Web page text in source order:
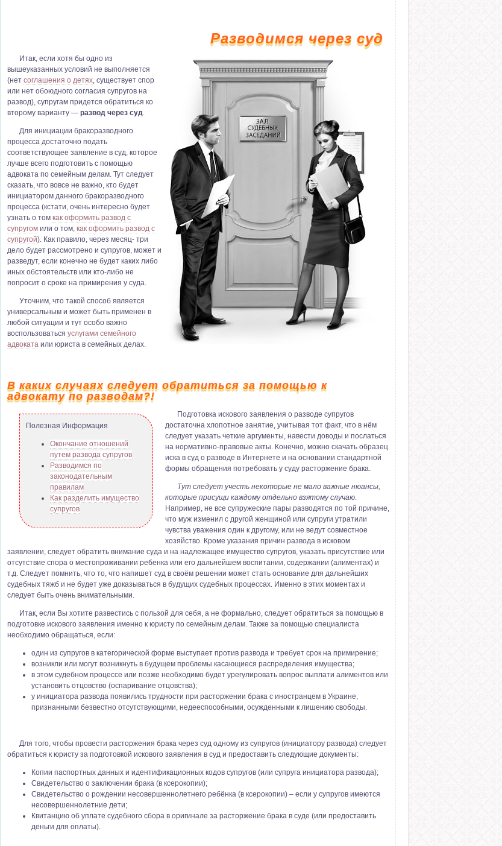
Разводимся через суд
Итак, если хотя бы одно из
вышеуказанных условий не выполняется
(нет соглашения о детях , существует спор
или нет обоюдного согласия супругов на
развод), супругам придется обратиться ко
второму варианту — развод через суд
Для инициации бракоразводного
процесса достаточно подать
соответствующее заявление в суд, которое
лучше всего подготовить с помощью
адвоката по семейным делам. Тут следует
сказать, что вовсе не важно, кто будет
инициатором данного бракоразводного
процесса (кстати, очень интересно будет
узнать о том как оформить развод с
супругом или о том, как оформить развод с
супругой). Как правило, через месяц- три
дело будет рассмотрено и супругов, может и
разведут, если конечно не будет каких либо
иных обстоятельств или кто-либо не
попросит о сроке на примирения у суда.
Уточним, что такой способ является
универсальным и может быть применен в
любой ситуации и тут особо важно
воспользоваться услугами семейного
адвоката или юриста в семейных делах.
В каких случаях следует обратиться за помощью к
адвокату по разводам?!
Полезная Информация
Окончание отношений
путем развода супругов
Разводимся по
законодательным
правилам
Как разделить имущество
супругов
Подготовка искового заявления о разводе супругов
достаточна хлопотное занятие, учитывая тот факт, что в нём
следует указать четкие аргументы, навести доводы и послаться
на нормативно-правовые акты. Конечно, можно скачать образец
иска в суд о разводе в Интернете и на основании стандартной
формы обращения потребовать у суду расторжение брака.
Тут следует учесть некоторые не мало важные нюансы,
которые присущи каждому отдельно взятому случаю
Например, не все супружеские пары разводятся по той причине,
что муж изменил с другой женщиной или супруги утратили
чувства уважения один к другому, или не ведут совместное
хозяйство. Кроме указания причин развода в исковом
заявлении, следует обратить внимание суда и на надлежащее имущество супругов, указать присутствие или
отсутствие спора о местопроживании ребенка или его дальнейшем воспитании, содержании (алиментах) и
т.д. Следует помнить, что то, что напишет суд в своём решении может стать основание для дальнейших
судебных тяжб и не будет уже доказываться в будущих судебных процессах. Именно в этих моментах и
следует быть очень внимательными.
Итак, если Вы хотите развестись с пользой для себя, а не формально, следует обратиться за помощью в
подготовке искового заявления именно к юристу по семейным делам. Также за помощью специалиста
необходимо обращаться, если:
один из супругов в категорической форме выступает против развода и требует срок на примирение;
возникли или могут возникнуть в будущем проблемы касающиеся распределения имущества;
в этом судебном процессе или позже необходимо будет урегулировать вопрос выплати алиментов или
установить отцовство (оспаривание отцовства);
у инициатора развода появились трудности при расторжении брака с иностранцем в Украине,
признанными безвестно отсутствующими, недееспособными, осужденными к лишению свободы.
Для того, чтобы провести расторжения брака через суд одному из супругов (инициатору развода) следует
обратиться к юристу за подготовкой искового заявления в суд и предоставить следующие документы:
Копии паспортных данных и идентификационных кодов супругов (или супруга инициатора развода);
Свидетельство о заключении брака (в ксерокопии);
Свидетельство о рождении несовершеннолетнего ребёнка (в ксерокопии) – если у супругов имеются
несовершеннолетние дети;
Квитанцию об уплате судебного сбора в оригинале за расторжение брака в суде (или предоставить
деньги для оплаты).